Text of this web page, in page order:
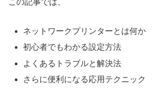
この記事では、
ネットワークプリンターとは何か
初心者でもわかる設定方法
よくあるトラブルと解決法
さらに便利になる応用テクニック